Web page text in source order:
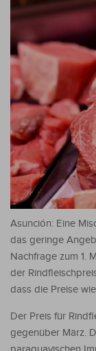
Asunción: Eine
das geringe
Nachfrage zum 1.
der
dass die Preise
Der Preis für
gegenüber März.